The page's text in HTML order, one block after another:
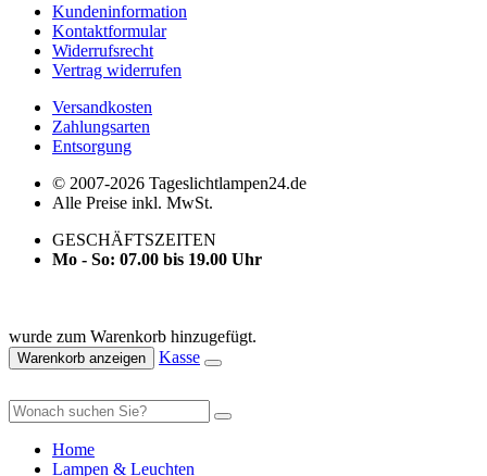
Kundeninformation
Kontaktformular
Widerrufsrecht
Vertrag widerrufen
Versandkosten
Zahlungsarten
Entsorgung
© 2007-2026 Tageslichtlampen24.de
Alle Preise inkl. MwSt.
GESCHÄFTSZEITEN
Mo - So: 07.00 bis 19.00 Uhr
wurde zum Warenkorb hinzugefügt.
Warenkorb anzeigen Kasse
Home
Lampen & Leuchten